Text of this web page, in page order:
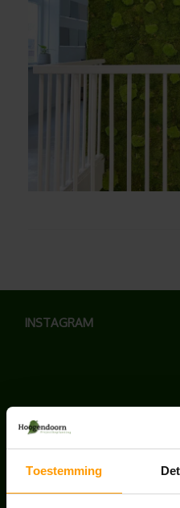
Toestemming
INSTAGRAM
LAATSTE NIEUWS
BLOG: LUIS IN
PAKKEN WE